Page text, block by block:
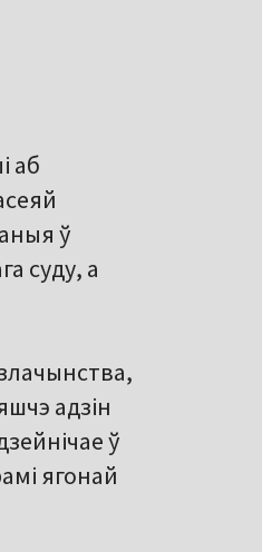
аб
ў
суду, а
адзін
ў
ягонай